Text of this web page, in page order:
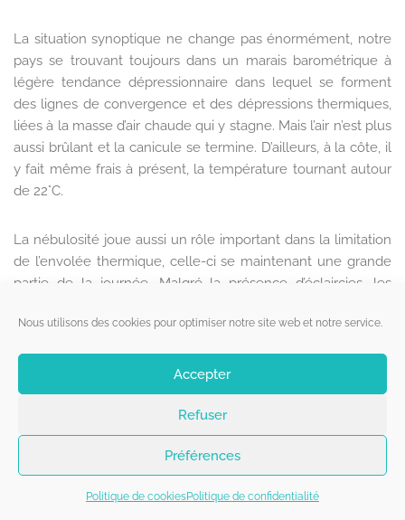
Nous utilisons des cookies pour optimiser notre site web et notre service.
Accepter
Refuser
Préférences
Politique de cookiesPolitique de confidentialité
La situation synoptique ne change pas énormément, notre
pays se trouvant toujours dans un marais barométrique à
légère tendance dépressionnaire dans lequel se forment
des lignes de convergence et des dépressions thermiques,
liées à la masse d’air chaude qui y stagne. Mais l’air n’est plus
aussi brûlant et la canicule se termine. D’ailleurs, à la côte, il
y fait même frais à présent, la température tournant autour
de 22°C.
La nébulosité joue aussi un rôle important dans la limitation
de l’envolée thermique, celle-ci se maintenant une grande
partie de la journée. Malgré la présence d’éclaircies, les
jusqu’au stade de cumulonimbus, donnant une averse
leur activité reste anecdotique et cantonnée sur l’ouest et le
nord de la Belgique.
Toutefois, en fin de journée, des cellules plus vigoureuses
se forment dans le Brabant Wallon, dans les régions de
localité est même touchée par un orage assez fort autour